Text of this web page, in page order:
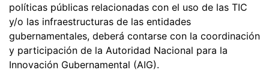
políticas públicas relacionadas con el uso de las TIC
y/o las infraestructuras de las entidades
gubernamentales, deberá contarse con la coordinación
y participación de la Autoridad Nacional para la
Innovación Gubernamental (AIG).